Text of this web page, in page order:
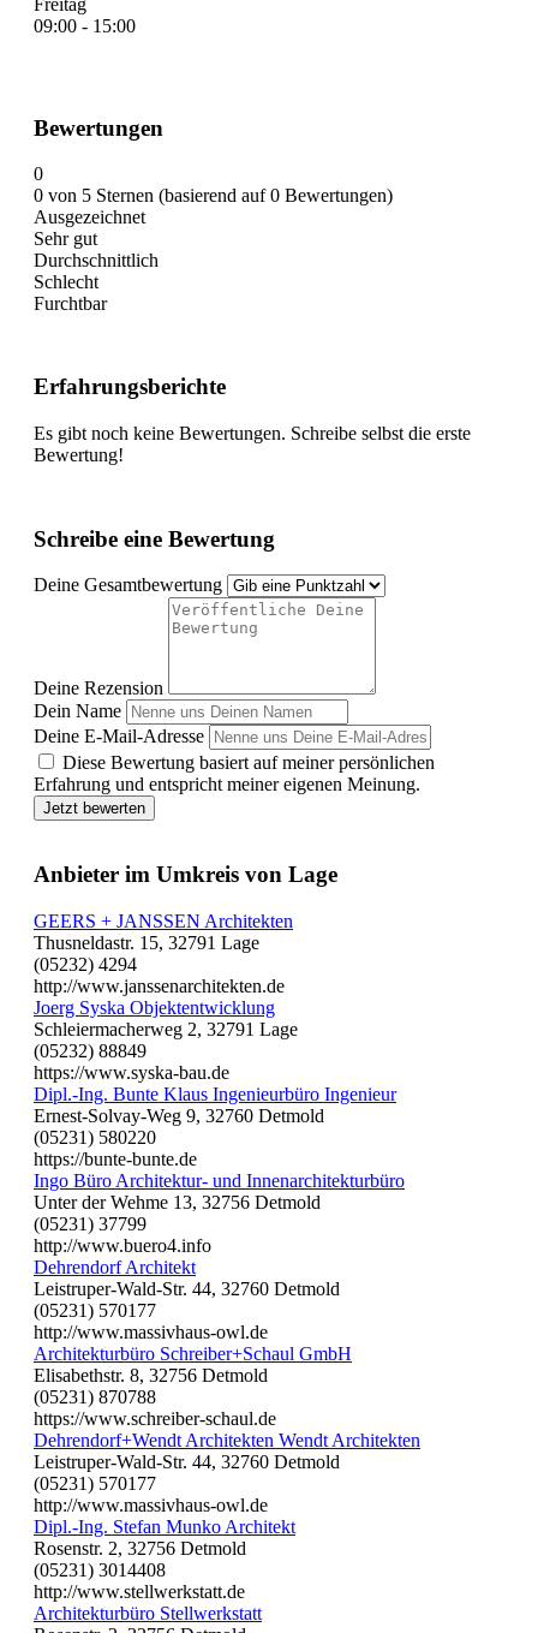
Freitag
09:00 - 15:00
Bewertungen
0
0 von 5 Sternen (basierend auf 0 Bewertungen)
Ausgezeichnet
Sehr gut
Durchschnittlich
Schlecht
Furchtbar
Erfahrungsberichte
Es gibt noch keine Bewertungen. Schreibe selbst die erste
Bewertung!
Schreibe eine Bewertung
Deine Gesamtbewertung
Deine Rezension
Dein Name
Deine E-Mail-Adresse
Diese Bewertung basiert auf meiner persönlichen
Erfahrung und entspricht meiner eigenen Meinung.
Jetzt bewerten
Anbieter im Umkreis von Lage
GEERS + JANSSEN Architekten
Thusneldastr. 15, 32791 Lage
(05232) 4294
http://www.janssenarchitekten.de
Joerg Syska Objektentwicklung
Schleiermacherweg 2, 32791 Lage
(05232) 88849
https://www.syska-bau.de
Dipl.-Ing. Bunte Klaus Ingenieurbüro Ingenieur
Ernest-Solvay-Weg 9, 32760 Detmold
(05231) 580220
https://bunte-bunte.de
Ingo Büro Architektur- und Innenarchitekturbüro
Unter der Wehme 13, 32756 Detmold
(05231) 37799
http://www.buero4.info
Dehrendorf Architekt
Leistruper-Wald-Str. 44, 32760 Detmold
(05231) 570177
http://www.massivhaus-owl.de
Architekturbüro Schreiber+Schaul GmbH
Elisabethstr. 8, 32756 Detmold
(05231) 870788
https://www.schreiber-schaul.de
Dehrendorf+Wendt Architekten Wendt Architekten
Leistruper-Wald-Str. 44, 32760 Detmold
(05231) 570177
http://www.massivhaus-owl.de
Dipl.-Ing. Stefan Munko Architekt
Rosenstr. 2, 32756 Detmold
(05231) 3014408
http://www.stellwerkstatt.de
Architekturbüro Stellwerkstatt